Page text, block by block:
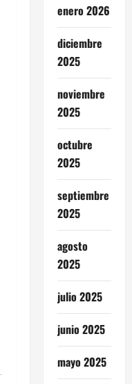
enero 2026
diciembre
2025
noviembre
2025
octubre
2025
septiembre
2025
agosto
2025
julio 2025
junio 2025
mayo 2025